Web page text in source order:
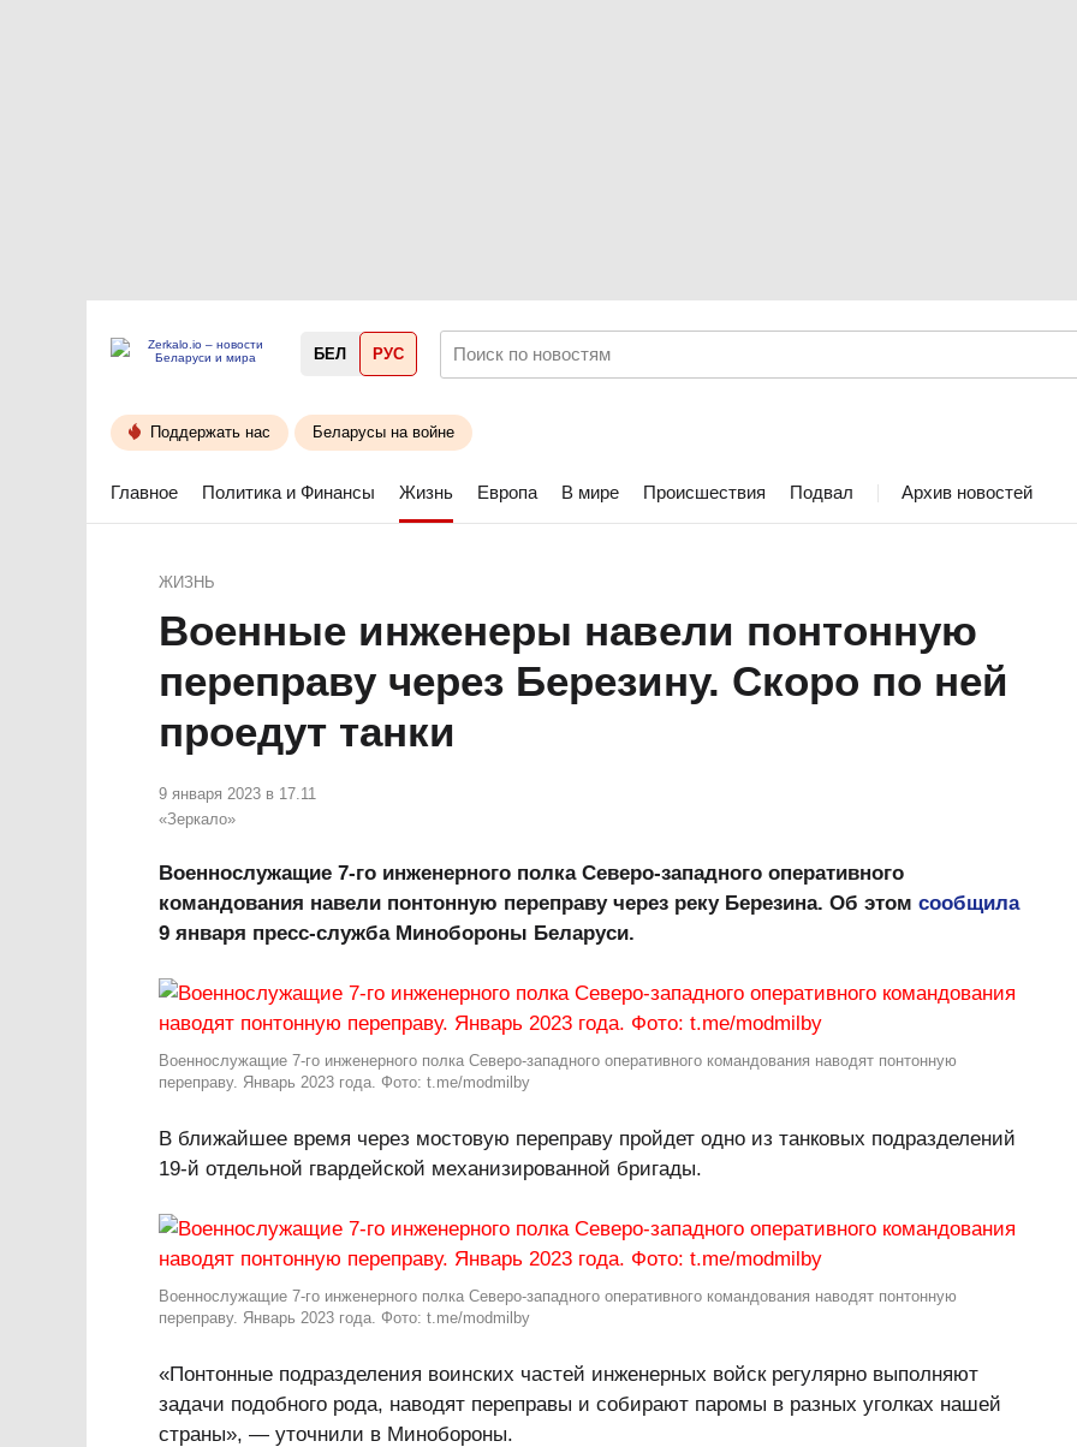
БЕЛ РУС
Поддержать нас Беларусы на войне
Главное Политика и Финансы Жизнь Европа В мире Происшествия Подвал Архив новостей
ЖИЗНЬ
Военные инженеры навели понтонную
переправу через Березину. Скоро по ней
проедут танки
9 января 2023 в 17.11
«Зеркало»
Военнослужащие 7‑го инженерного полка Северо-западного оперативного
командования навели понтонную переправу через реку Березина. Об этом сообщила
9 января пресс-служба Минобороны Беларуси.
Военнослужащие 7‑го инженерного полка Северо-западного оперативного командования наводят понтонную
переправу. Январь 2023 года. Фото: t.me/modmilby
В ближайшее время через мостовую переправу пройдет одно из танковых подразделений
19-й отдельной гвардейской механизированной бригады.
Военнослужащие 7‑го инженерного полка Северо-западного оперативного командования наводят понтонную
переправу. Январь 2023 года. Фото: t.me/modmilby
«Понтонные подразделения воинских частей инженерных войск регулярно выполняют
задачи подобного рода, наводят переправы и собирают паромы в разных уголках нашей
страны», — уточнили в Минобороны.